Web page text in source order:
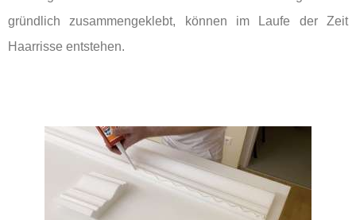
gründlich zusammengeklebt, können im Laufe der Zeit
Haarrisse entstehen.